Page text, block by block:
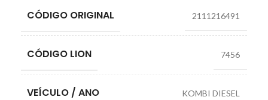
CÓDIGO ORIGINAL 2111216491
CÓDIGO LION 7456
VEÍCULO / ANO KOMBI DIESEL